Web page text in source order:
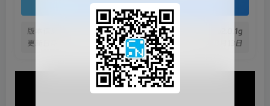
登录查看
版本信息
v2.0.1g
更新日期
2025年8月13日